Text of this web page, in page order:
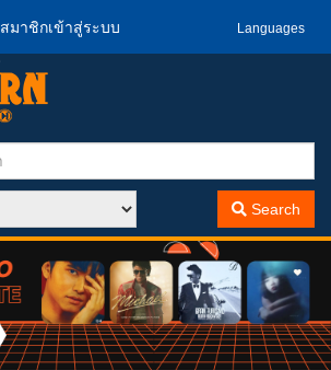
สมาชิกเข้าสู่ระบบ Languages
Search